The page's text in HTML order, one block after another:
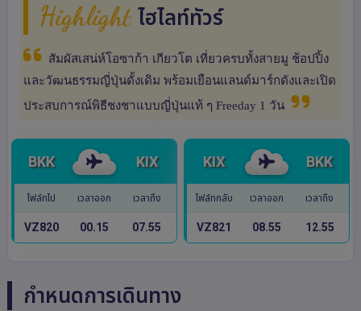
Highlight ไฮไลท์ทัวร์
สัมผัสเสน่ห์โอซาก้า เกียวโต เที่ยวครบทั้งสายมู ช้อปปิ้ง
และวัฒนธรรมญี่ปุ่นดั้งเดิม พร้อมเยือนแลนด์มาร์กดังและเปิด
ประสบการณ์พิธีชงชาแบบญี่ปุ่นแท้ ๆ Freeday 1 วัน
BKK KIX
ไฟล์ทไป เวลาออก เวลาถึง
VZ820 00.15 07.55
KIX BKK
ไฟล์ทกลับ เวลาออก เวลาถึง
VZ821 08.55 12.55
กำหนดการเดินทาง